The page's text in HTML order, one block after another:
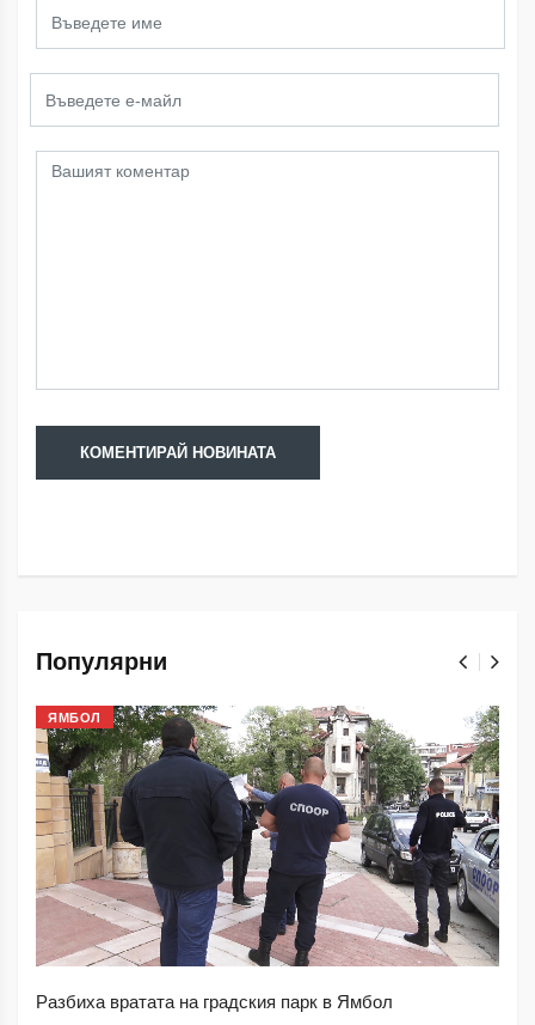
Популярни
ЯМБОЛ
Разбиха вратата на градския парк в Ямбол